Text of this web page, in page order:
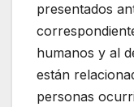
presentados
humanos y al
están
personas